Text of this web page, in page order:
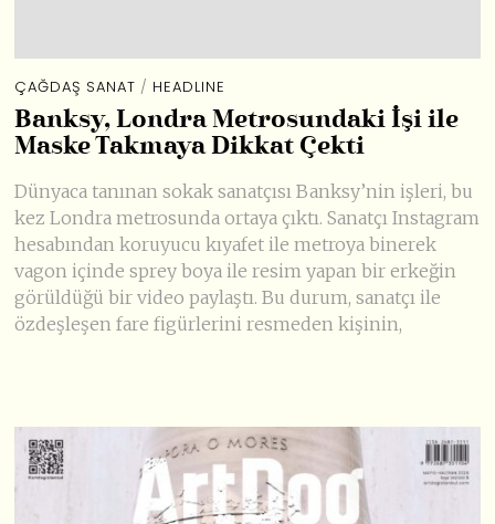
ÇAĞDAŞ SANAT / HEADLINE
Banksy, Londra Metrosundaki İşi ile
Maske Takmaya Dikkat Çekti
Dünyaca tanınan sokak sanatçısı Banksy’nin işleri, bu
kez Londra metrosunda ortaya çıktı. Sanatçı Instagram
hesabından koruyucu kıyafet ile metroya binerek
vagon içinde sprey boya ile resim yapan bir erkeğin
görüldüğü bir video paylaştı. Bu durum, sanatçı ile
özdeşleşen fare figürlerini resmeden kişinin,